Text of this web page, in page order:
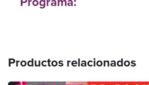
Productos relacionados